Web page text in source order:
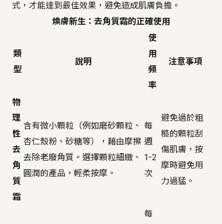
式，才能達到最佳效果，避免造成肌膚負擔。
煥膚新生：去角質霜的正確使用
類
型
說明
使
用
頻
率
注意事項
物
理
性
去
角
質
霜
含有微小顆粒（例如磨砂顆粒、
杏仁殼粉、砂糖等），藉由摩擦
去除老廢角質。選擇顆粒細緻、
圓潤的產品，輕柔按摩。
每
週
1-2
次
避免過於粗
糙的顆粒刮
傷肌膚，按
摩時避免用
力過猛。
每